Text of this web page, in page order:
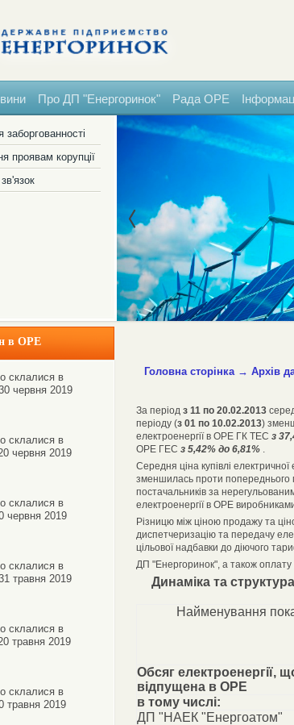
Про ДП "Енергоринок" Рада ОРЕ
заборгованності
проявам корупції
в ОРЕ
склалися в
червня 2019
склалися в
червня 2019
склалися в
червня 2019
склалися в
травня 2019
склалися в
травня 2019
склалися в
травня 2019
Головна сторінка→ Архів
За період з 11 по 20.02.2013
періоду (з 01 по 10.02.2013)
електроенергії в ОРЕ ГК ТЕС з
ОРЕ ГЕС з 5,42% до 6,81%.
Середня ціна купівлі
зменшилась проти попереднього
постачальників за
електроенергії в ОРЕ
Різницю між ціною продажу та
диспетчеризацію та передачу
цільової надбавки до діючого
ДП "Енергоринок", а також оплату
Динаміка та
Найменування
Обсяг електроенергії,
відпущена в ОРЕ
в тому числі:
ДП "НАЕК "Енергоатом"